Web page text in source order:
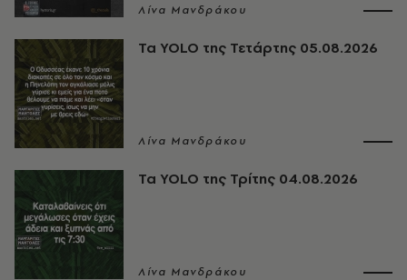
Λίνα Μανδράκου
Τα YOLO της Τετάρτης 05.08.2026
Λίνα Μανδράκου
Τα YOLO της Τρίτης 04.08.2026
Λίνα Μανδράκου